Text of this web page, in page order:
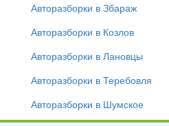
Авторазборки в Збараж
Авторазборки в Козлов
Авторазборки в Лановцы
Авторазборки в Теребовля
Авторазборки в Шумское